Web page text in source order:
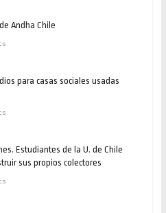
Andha Chile
para casas sociales usadas
Estudiantes de la U. de Chile
sus propios colectores